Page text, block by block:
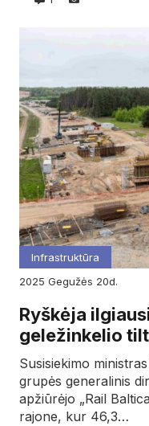
Infrastruktūra
2025
gegužės 20d.
Ryškėja
geležinkelio
Susisiekimo
grupės generalinis
apžiūrėjo „Rail
rajone, kur 46,3…